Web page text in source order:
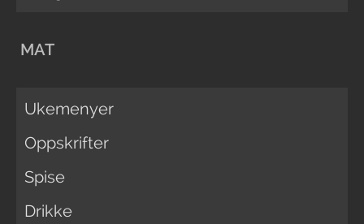
MAT
Ukemenyer
Oppskrifter
Spise
Drikke